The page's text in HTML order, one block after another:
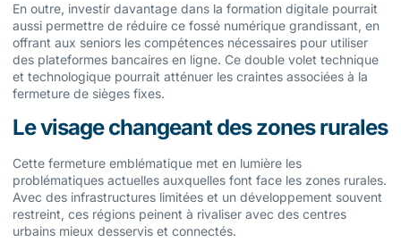
En outre, investir davantage dans la formation digitale pourrait
aussi permettre de réduire ce fossé numérique grandissant, en
offrant aux seniors les compétences nécessaires pour utiliser
des plateformes bancaires en ligne. Ce double volet technique
et technologique pourrait atténuer les craintes associées à la
fermeture de sièges fixes.
Le visage changeant des zones rurales
Cette fermeture emblématique met en lumière les
problématiques actuelles auxquelles font face les zones rurales.
Avec des infrastructures limitées et un développement souvent
restreint, ces régions peinent à rivaliser avec des centres
urbains mieux desservis et connectés.